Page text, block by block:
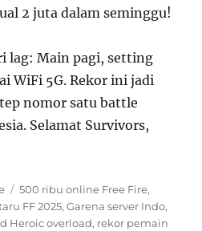
2 juta dalam seminggu!
lag: Main pagi, setting
WiFi 5G. Rekor ini jadi
nomor satu battle
Selamat Survivors,
Tags
500 ribu online Free Fire,
FF 2025,Garena server Indo,
Heroic overload, rekor pemain